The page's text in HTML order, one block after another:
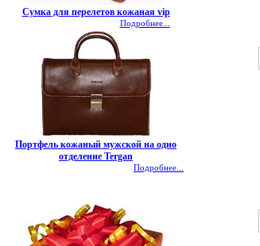
Сумка для перелетов кожаная vip
Подробнее...
Портфель кожаный мужской на одно
отделение Tergan
Подробнее...